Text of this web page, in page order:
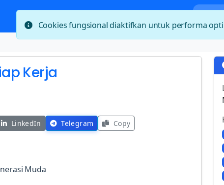
Kerja
LinkedIn Telegram Copy
Muda
Cookies fungsional diaktifkan untuk performa